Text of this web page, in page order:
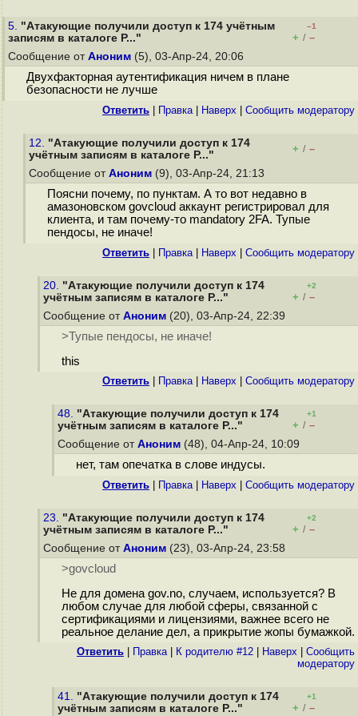
5. "Атакующие получили доступ к 174 учётным
записям в каталоге P..."
–1
+ / –
Сообщение от Аноним (5), 03-Апр-24, 20:06
Двухфакторная аутентификация ничем в плане
безопасности не лучше
Ответить Правка| Наверх Cообщить модератору
12. "Атакующие получили доступ к 174
учётным записям в каталоге P..."
+ / –
Сообщение от Аноним (9), 03-Апр-24, 21:13
Поясни почему, по пунктам. А то вот недавно в
амазоновском govcloud аккаунт регистрировал для
клиента, и там почему-то mandatory 2FA. Тупые
пендосы, не иначе!
Ответить Правка| Наверх Cообщить модератору
20. "Атакующие получили доступ к 174
учётным записям в каталоге P..."
+2
+ / –
Сообщение от Аноним (20), 03-Апр-24, 22:39
>Тупые пендосы, не иначе!
this
Ответить Правка| Наверх Cообщить модератору
48. "Атакующие получили доступ к 174
учётным записям в каталоге P..."
+1
+ / –
Сообщение от Аноним (48), 04-Апр-24, 10:09
нет, там опечатка в слове индусы.
Ответить Правка| Наверх Cообщить модератору
23. "Атакующие получили доступ к 174
учётным записям в каталоге P..."
+2
+ / –
Сообщение от Аноним (23), 03-Апр-24, 23:58
>govcloud
Не для домена gov.no, случаем, используется? В
любом случае для любой сферы, связанной с
сертификациями и лицензиями, важнее всего не
реальное делание дел, а прикрытие жопы бумажкой.
Ответить Правка| К родителю #12 Наверх
Cообщить
модератору
41. "Атакующие получили доступ к 174
учётным записям в каталоге P..."
+1
+ / –